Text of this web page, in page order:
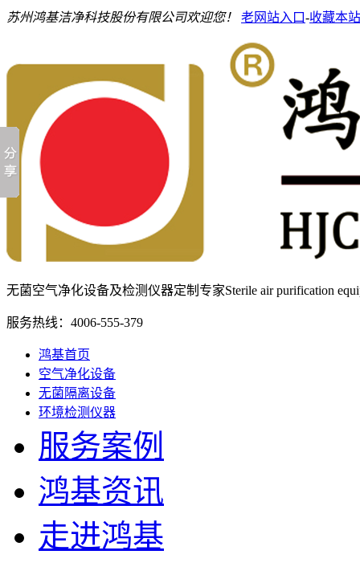
苏州鸿基洁净科技股份有限公司欢迎您！ 老网站入口-收藏本站
无菌空气净化设备及检测仪器定制专家Sterile air purification
服务热线： 4006-555-379
鸿基首页
空气净化设备
无菌隔离设备
环境检测仪器
服务案例
鸿基资讯
走进鸿基